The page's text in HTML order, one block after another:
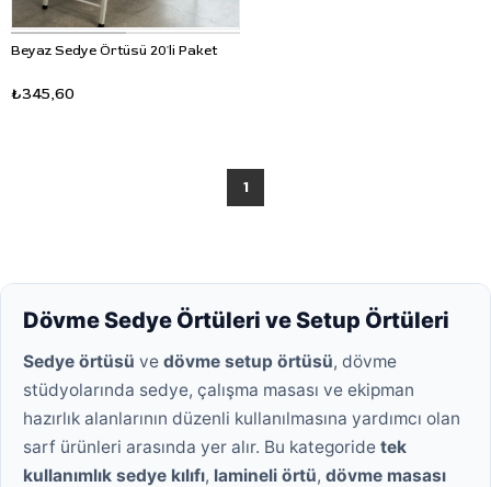
Beyaz Sedye Örtüsü 20'li Paket
₺345,60
1
Dövme Sedye Örtüleri ve Setup Örtüleri
Sedye örtüsü ve dövme setup örtüsü, dövme
stüdyolarında sedye, çalışma masası ve ekipman
hazırlık alanlarının düzenli kullanılmasına yardımcı olan
sarf ürünleri arasında yer alır. Bu kategoride tek
kullanımlık sedye kılıfı, lamineli örtü, dövme masası